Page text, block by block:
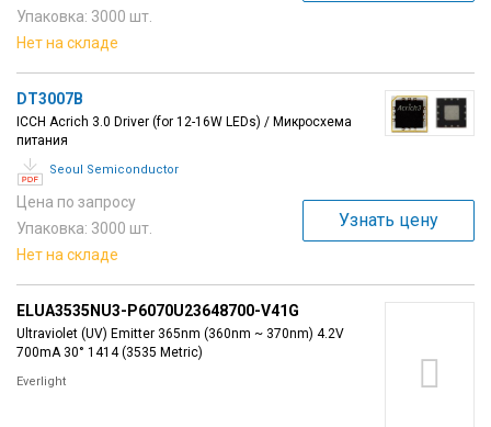
Упаковка: 3000 шт.
Нет на складе
DT3007B
ICCH Acrich 3.0 Driver (for 12-16W LEDs) / Микросхема
питания
Seoul Semiconductor
Цена по запросу
Упаковка: 3000 шт.
Нет на складе
Узнать цену
ELUA3535NU3-P6070U23648700-V41G
Ultraviolet (UV) Emitter 365nm (360nm ~ 370nm) 4.2V
700mA 30° 1414 (3535 Metric)
Everlight